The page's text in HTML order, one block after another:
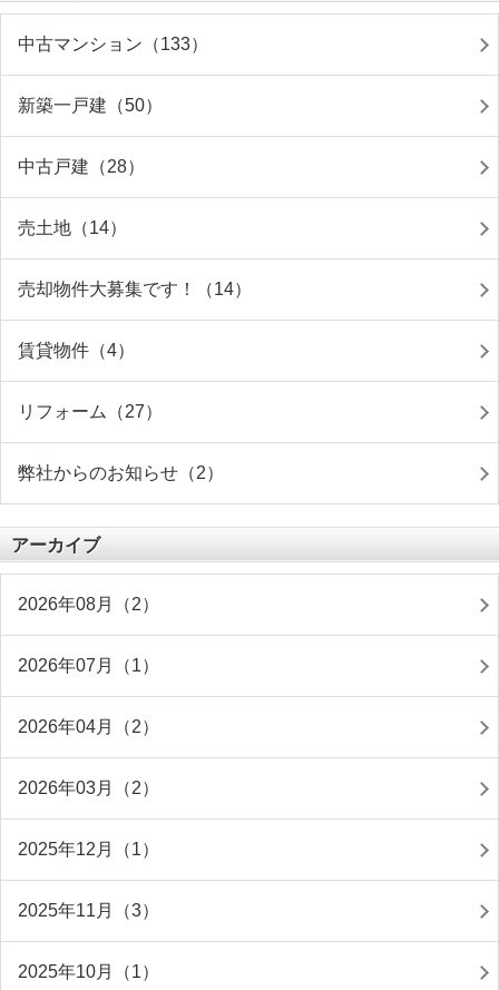
中古マンション（133）
新築一戸建（50）
中古戸建（28）
売土地（14）
売却物件大募集です！（14）
賃貸物件（4）
リフォーム（27）
弊社からのお知らせ（2）
アーカイブ
2026年08月（2）
2026年07月（1）
2026年04月（2）
2026年03月（2）
2025年12月（1）
2025年11月（3）
2025年10月（1）